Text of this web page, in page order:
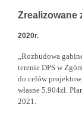
Zrealizowane
2020r.
„Rozbudowa
terenie DPS w
do celów
własne 5.904zł.
2021.